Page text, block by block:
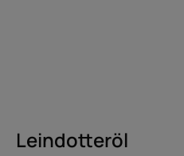
Leindotteröl